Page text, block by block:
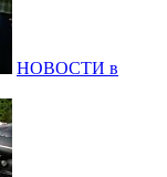
НОВОСТИ в